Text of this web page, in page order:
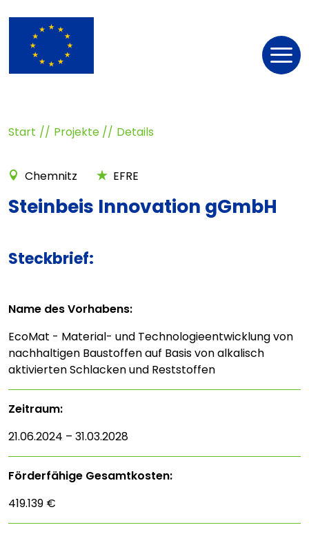
Start Projekte Details
Chemnitz EFRE
Steinbeis Innovation gGmbH
Steckbrief:
Name des Vorhabens:
EcoMat - Material- und Technologieentwicklung von
nachhaltigen Baustoffen auf Basis von alkalisch
aktivierten Schlacken und Reststoffen
Zeitraum:
21.06.2024 – 31.03.2028
Förderfähige Gesamtkosten:
419.139 €